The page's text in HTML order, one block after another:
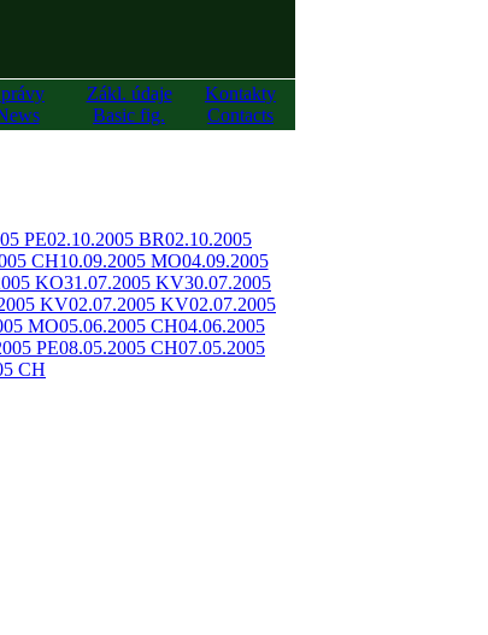
Zákl. údaje
Basic fig.
Kontakty
Contacts
PE02.10.2005 BR02.10.2005
CH10.09.2005 MO04.09.2005
KO31.07.2005 KV30.07.2005
KV02.07.2005 KV02.07.2005
MO05.06.2005 CH04.06.2005
PE08.05.2005 CH07.05.2005
CH